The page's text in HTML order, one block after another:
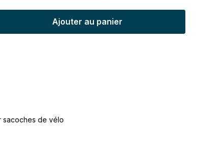
Entrez la quantité souhaitée ou
Ajouter au panier
sacoches de vélo